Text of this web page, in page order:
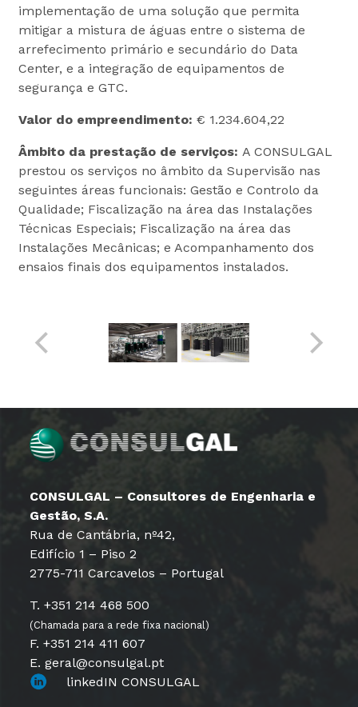
implementação de uma solução que permita
mitigar a mistura de águas entre o sistema de
arrefecimento primário e secundário do Data
Center, e a integração de equipamentos de
segurança e GTC.
Valor do empreendimento: € 1.234.604,22
Âmbito da prestação de serviços: A CONSULGAL
prestou os serviços no âmbito da Supervisão nas
seguintes áreas funcionais: Gestão e Controlo da
Qualidade; Fiscalização na área das Instalações
Técnicas Especiais; Fiscalização na área das
Instalações Mecânicas; e Acompanhamento dos
ensaios finais dos equipamentos instalados.
CONSULGAL – Consultores de Engenharia e
Gestão, S.A.
Rua de Cantábria, nº42,
Edifício 1 – Piso 2
2775-711 Carcavelos – Portugal
T. +351 214 468 500
(Chamada para a rede fixa nacional)
F. +351 214 411 607
E. geral@consulgal.pt
linkedIN CONSULGAL